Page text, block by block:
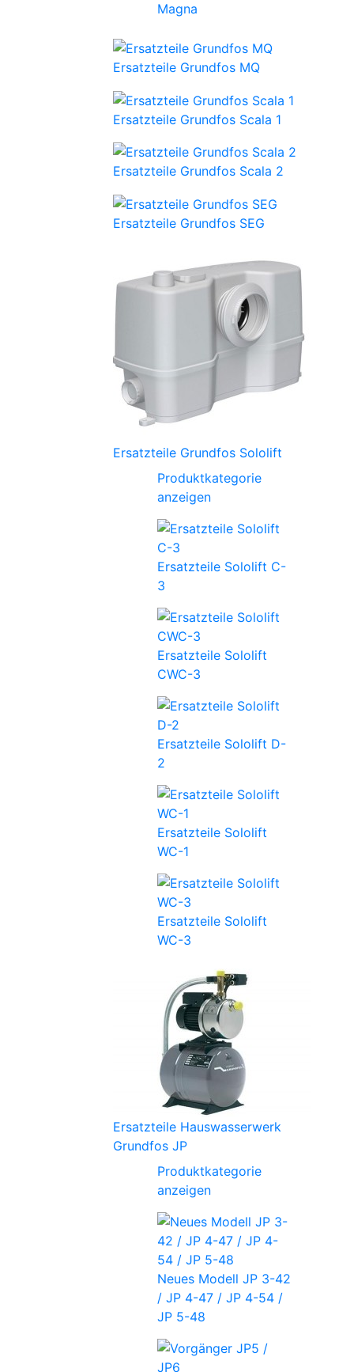
Magna
Ersatzteile Grundfos MQ
Ersatzteile Grundfos Scala 1
Ersatzteile Grundfos Scala 2
Ersatzteile Grundfos SEG
Ersatzteile Grundfos Sololift
Produktkategorie
anzeigen
Ersatzteile Sololift C-
3
Ersatzteile Sololift
CWC-3
Ersatzteile Sololift D-
2
Ersatzteile Sololift
WC-1
Ersatzteile Sololift
WC-3
Ersatzteile Hauswasserwerk
Grundfos JP
Produktkategorie
anzeigen
Neues Modell JP 3-42
/ JP 4-47 / JP 4-54 /
JP 5-48